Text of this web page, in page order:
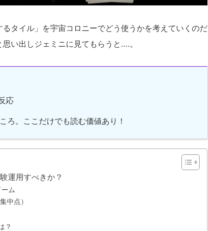
タイル」を宇宙コロニーでどう使うかを考えていくのだ
い出しジェミニに見てもらうと‥‥。
応
ろ。ここだけでも読む価値あり！
運用すべきか？
ム
中点）
？